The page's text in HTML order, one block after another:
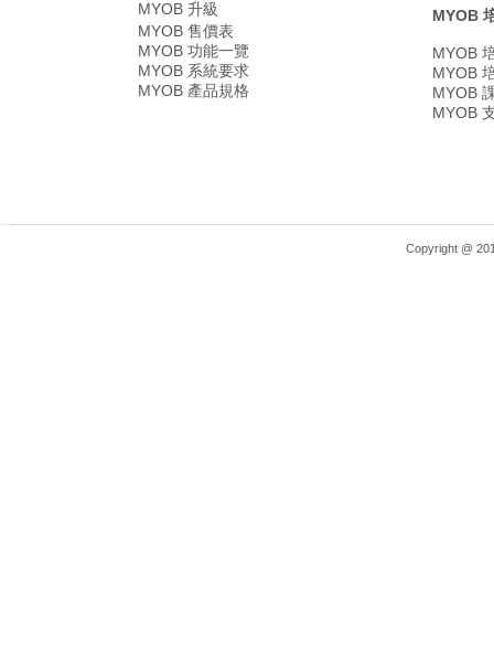
MYOB 升級
MYOB 售價表
MYOB 功能一覽
MYOB 系統要求
MYOB 產品規格
MYOB
MYOB
MYOB
MYOB
MYOB
Copyright @